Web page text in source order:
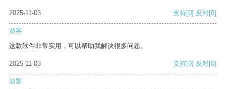
2025-11-03 支持[0] 反对[0]
游客
这款软件非常实用，可以帮助我解决很多问题。
2025-11-03 支持[0] 反对[0]
游客